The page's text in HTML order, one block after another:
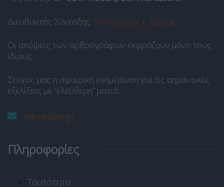
Διευθυντής Σύνταξης: Παναγιώτης Ι. Δρίβας.
Οι απόψεις των αρθρογράφων εκφράζουν μόνο τους
ίδιους.
Στόχος μας η σφαιρική ενημέρωση για τις σημαντικές
εξελίξεις με “ελεύθερη” ματιά.
info@libre.gr
Πληροφορίες
Ταυτότητα